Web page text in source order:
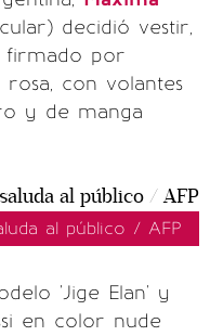
decidió vestir,
firmado por
con volantes
y de manga
al público / AFP
'Jige Elan' y
en color nude